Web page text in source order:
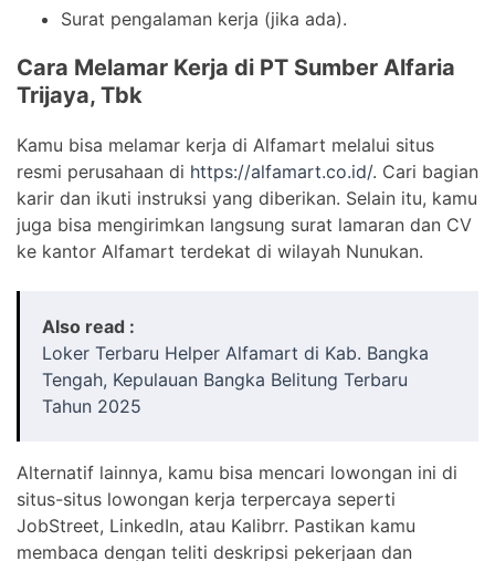
Surat pengalaman kerja (jika ada).
Cara Melamar Kerja di PT Sumber Alfaria
Trijaya, Tbk
Kamu bisa melamar kerja di Alfamart melalui situs
resmi perusahaan di https://alfamart.co.id/. Cari bagian
karir dan ikuti instruksi yang diberikan. Selain itu, kamu
juga bisa mengirimkan langsung surat lamaran dan CV
ke kantor Alfamart terdekat di wilayah Nunukan.
Also read :
Loker Terbaru Helper Alfamart di Kab. Bangka
Tengah, Kepulauan Bangka Belitung Terbaru
Tahun 2025
Alternatif lainnya, kamu bisa mencari lowongan ini di
situs-situs lowongan kerja terpercaya seperti
JobStreet, LinkedIn, atau Kalibrr. Pastikan kamu
membaca dengan teliti deskripsi pekerjaan dan